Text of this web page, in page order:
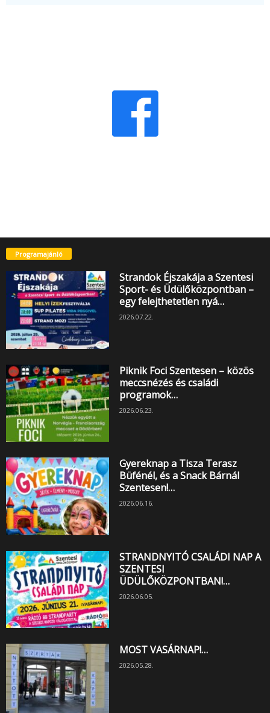
Programajánló
Strandok Éjszakája a Szentesi
Sport- és Üdülőközpontban –
egy felejthetetlen nyá…
2026.07.22.
Piknik Foci Szentesen – közös
meccsnézés és családi
programok…
2026.06.23.
Gyereknap a Tisza Terasz
Büfénél, és a Snack Bárnál
Szentesen!…
2026.06.16.
STRANDNYITÓ CSALÁDI NAP A
SZENTESI
ÜDÜLŐKÖZPONTBAN!…
2026.06.05.
MOST VASÁRNAP!…
2026.05.28.